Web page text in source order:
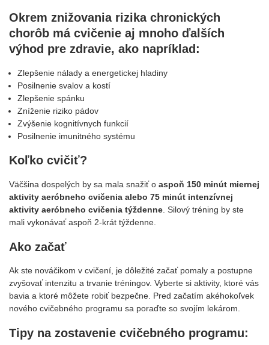
Okrem znižovania rizika chronických
chorôb má cvičenie aj mnoho ďalších
výhod pre zdravie, ako napríklad:
Zlepšenie nálady a energetickej hladiny
Posilnenie svalov a kostí
Zlepšenie spánku
Zníženie riziko pádov
Zvýšenie kognitívnych funkcií
Posilnenie imunitného systému
Koľko cvičiť?
Väčšina dospelých by sa mala snažiť o aspoň 150 minút miernej
aktivity aeróbneho cvičenia alebo 75 minút intenzívnej
aktivity aeróbneho cvičenia týždenne . Silový tréning by ste
mali vykonávať aspoň 2-krát týždenne.
Ako začať
Ak ste nováčikom v cvičení, je dôležité začať pomaly a postupne
zvyšovať intenzitu a trvanie tréningov. Vyberte si aktivity, ktoré vás
bavia a ktoré môžete robiť bezpečne. Pred začatím akéhokoľvek
nového cvičebného programu sa poraďte so svojím lekárom.
Tipy na zostavenie cvičebného programu: